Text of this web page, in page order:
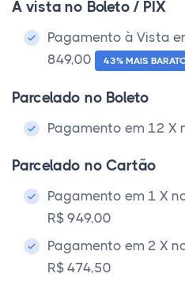
À vista no Boleto / PIX
Pagamento à Vista
849,00
43% MAIS
Parcelado no Boleto
Pagamento em 12 X
Parcelado no Cartão
Pagamento em 1 X
R$ 949,00
Pagamento em 2 X
R$ 474,50